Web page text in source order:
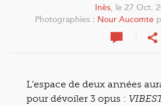
Inès, le 27 Oct.
Photographies : Nour Aucomte
L’espace de deux années
pour dévoiler 3 opus :